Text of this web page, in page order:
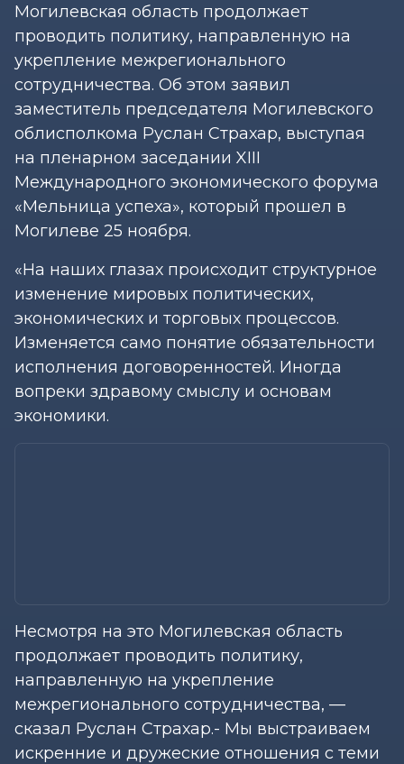
Могилевская область продолжает
проводить политику, направленную на
укрепление межрегионального
сотрудничества. Об этом заявил
заместитель председателя Могилевского
облисполкома Руслан Страхар, выступая
на пленарном заседании XIII
Международного экономического форума
«Мельница успеха», который прошел в
Могилеве 25 ноября.
«На наших глазах происходит структурное
изменение мировых политических,
экономических и торговых процессов.
Изменяется само понятие обязательности
исполнения договоренностей. Иногда
вопреки здравому смыслу и основам
экономики.
Несмотря на это Могилевская область
продолжает проводить политику,
направленную на укрепление
межрегионального сотрудничества, —
сказал Руслан Страхар.- Мы выстраиваем
искренние и дружеские отношения с теми